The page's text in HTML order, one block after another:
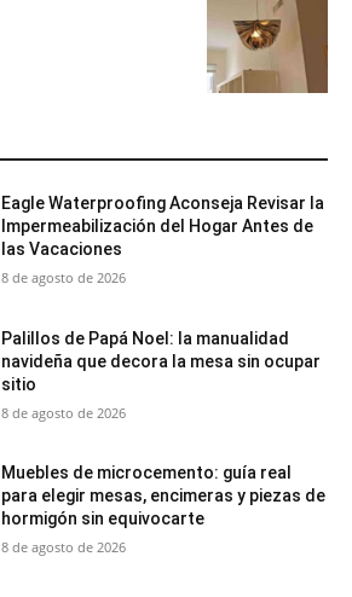
Eagle Waterproofing Aconseja Revisar la
Impermeabilización del Hogar Antes de
las Vacaciones
8 de agosto de 2026
Palillos de Papá Noel: la manualidad
navideña que decora la mesa sin ocupar
sitio
8 de agosto de 2026
Muebles de microcemento: guía real
para elegir mesas, encimeras y piezas de
hormigón sin equivocarte
8 de agosto de 2026